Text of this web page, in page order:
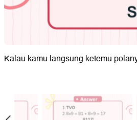
Kalau kamu langsung ketemu